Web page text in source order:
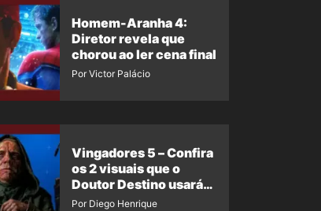
Homem-Aranha 4:
Diretor revela que
chorou ao ler cena final
Por Victor Palácio
Vingadores 5 – Confira
os 2 visuais que o
Doutor Destino usará
no filme
Por Diego Henrique